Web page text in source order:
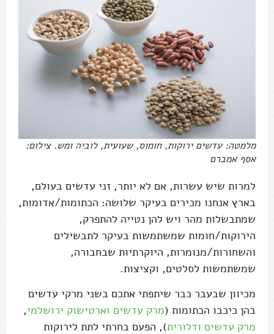
מלמטה: עדשים ירוקות, חומוס, שעועית, לוביה ומש. צילום:
אסף אמברם
למרות שיש עשרות, אם לא יותר, זני עדשים בעולם,
בארץ אנחנו מכירים בעיקר שלושה: הכתומות/אדומות,
שמתבשלות מהר ויש להן נטייה להתפרק,
הירוקות/חומות שמשתמשות בעיקר לתבשילים
והשחורות/מנומרות, היוקרתיות שבחבורה,
שמשתמשות לסלטים, וקציצות.
מכיוון שבעבר כבר שיתפתי אתכם בשני מרקי עדשים
בהן כיכבו הכתומות (מרק עדשים וארטישוק ירושלמי,
מרק עדשים ודלורית), הפעם בחרתי לתת לירוקות